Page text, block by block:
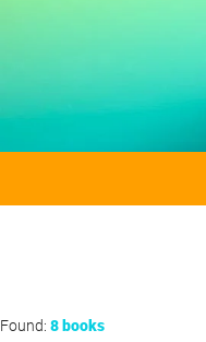
Found: 8 books